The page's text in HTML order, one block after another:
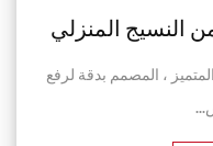
النسيج المنزلي
، المصمم بدقة لرفع